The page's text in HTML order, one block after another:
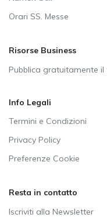
Orari SS. Messe
Risorse Business
Pubblica gratuitamente il
Info Legali
Termini e Condizioni
Privacy Policy
Preferenze Cookie
Resta in contatto
Iscriviti alla Newsletter